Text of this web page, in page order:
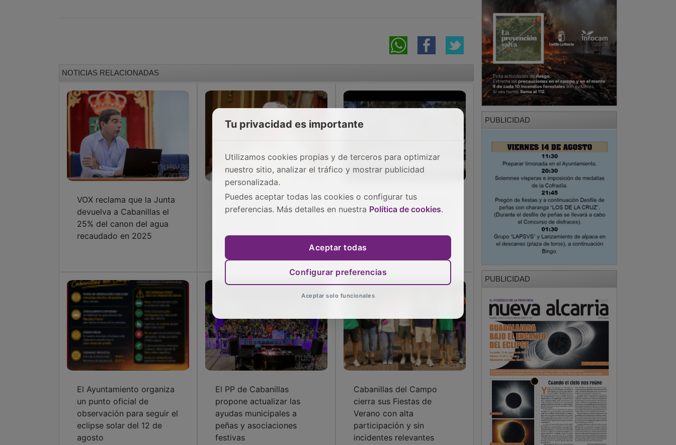
NOTICIAS RELACIONADAS
VOX reclama que la Junta
devuelva a Cabanillas el
25% del canon del agua
recaudado en 2025
El Ayuntamiento participa
de la celebración del 50º
ordenación del párroco de
El Parque Buero Vallejo de
Cabanillas cerrará desde
obras de rehabilitación
integral
El Ayuntamiento organiza
un punto oficial de
observación para seguir el
eclipse solar del 12 de
agosto
El PP de Cabanillas
propone actualizar las
ayudas municipales a
peñas y asociaciones
festivas
Cabanillas del Campo
cierra sus Fiestas de
Verano con alta
participación y sin
incidentes relevantes
PUBLICIDAD
PUBLICIDAD
Tu privacidad es importante
Utilizamos cookies propias y de terceros para optimizar
nuestro sitio, analizar el tráfico y mostrar publicidad
personalizada.
Puedes aceptar todas las cookies o configurar tus
preferencias. Más detalles en nuestra Política de cookies.
Aceptar todas
Configurar preferencias
Aceptar solo funcionales